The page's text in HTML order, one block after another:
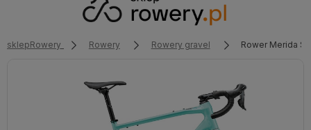
sklepRowery Rowery Rowery gravel Rower Merida